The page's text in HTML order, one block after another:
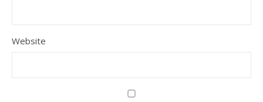
Website